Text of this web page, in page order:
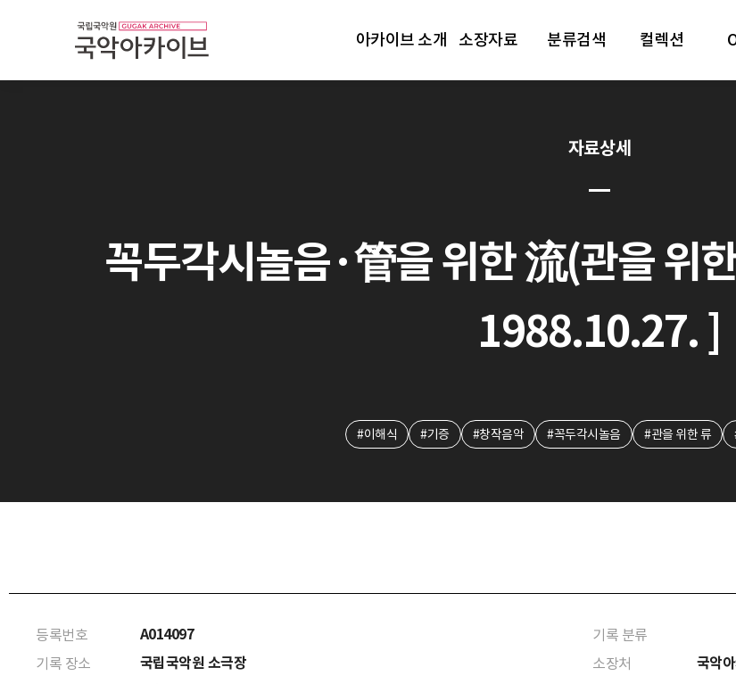
아카이브 소개 소장자료 분류검색 컬렉션
자료상세
꼭두각시놀음·管을 위한 流(관을 위
1988.10.27. ]
#이해식 #기증 #창작음악 #꼭두각시놀음 #관을 위한 류
등록번호 A014097
기록 분류
기록 장소
국립국악원 소극장 소장처 국악